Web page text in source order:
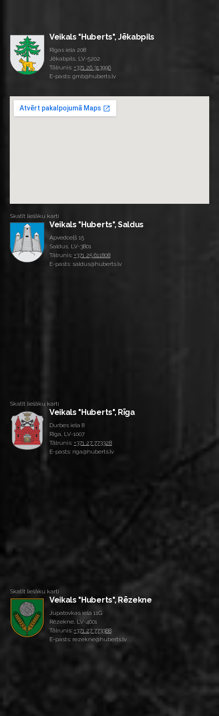
Veikals "Huberts", Jēkabpils
Rīgas iela 208
Jēkabpils, LV-5202
Tālrunis: +371 26 313996
E-pasts: gmb@huberts.lv
Skatīt lielāku karti
Veikals "Huberts", Saldus
Apvedceļš 15
Saldus, LV-3801
Tālrunis: +371 25 611808
E-pasts: saldus@huberts.lv
Skatīt lielāku karti
Veikals "Huberts", Rīga
Durbes iela 8
Rīga, LV-1007
Tālrunis: +371 27 773328
E-pasts: riga@huberts.lv
Skatīt lielāku karti
Veikals "Huberts", Rēzekne
Jupatovkas iela 11G
Rēzekne, LV-4601
Tālrunis: +371 27 773388
E-pasts: rezekne@huberts.lv